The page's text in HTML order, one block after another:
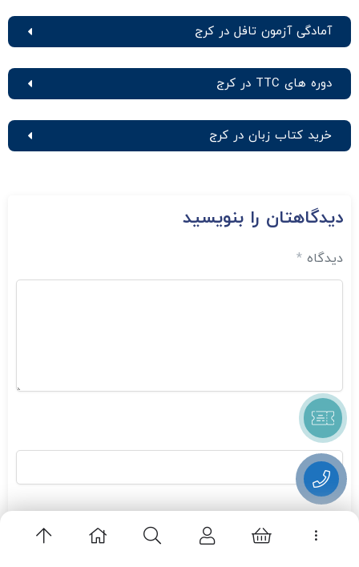
آمادگی آزمون تافل در کرج
دوره های TTC در کرج
خرید کتاب زبان در کرج
دیدگاهتان را بنویسید
دیدگاه *
نام*